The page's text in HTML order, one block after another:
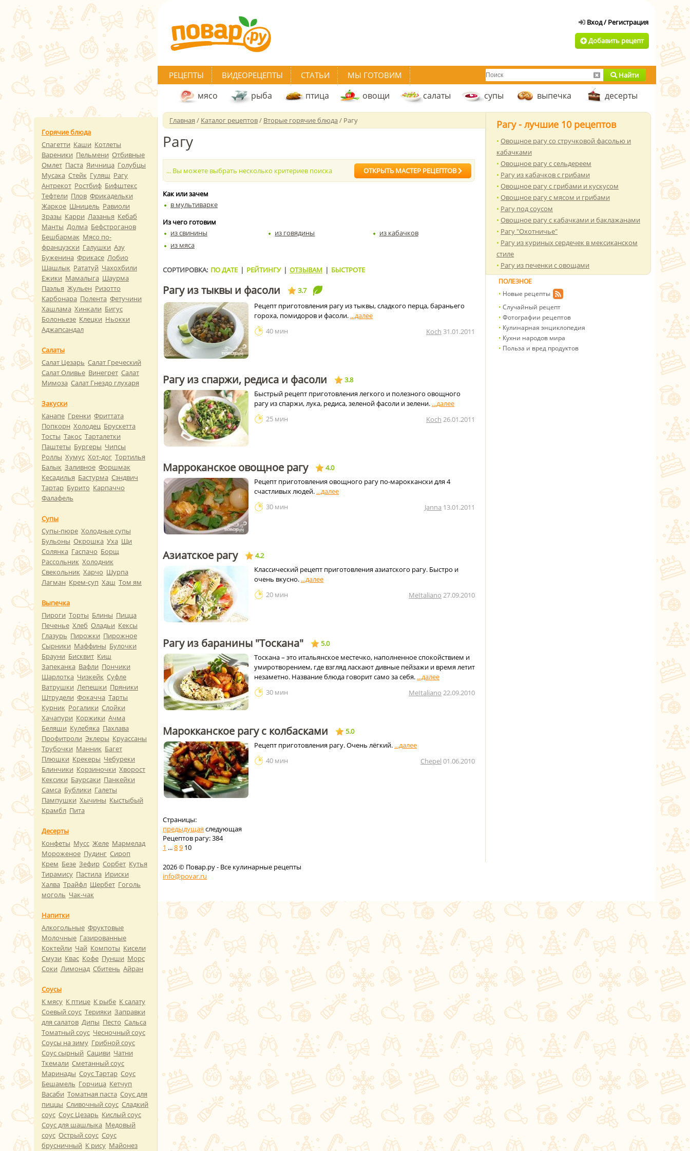
Добавить рецепт
РЕЦЕПТЫ ВИДЕОРЕЦЕПТЫ СТАТЬИ МЫ ГОТОВИМ Найти
мясо рыба птица овощи салаты супы выпечка десерты
Главная / Каталог рецептов/ Вторые горячие блюда/ Рагу
Рагу
... Вы можете выбрать несколько критериев поиска ОТКРЫТЬ МАСТЕР РЕЦЕПТОВ
Как или зачем
в мультиварке
Из чего готовим
из свинины
из говядины
из кабачков
из мяса
СОРТИРОВКА: ПО ДАТЕ | РЕЙТИНГУ | ОТЗЫВАМ | БЫСТРОТЕ
Рагу из тыквы и фасоли
3.7
Рецепт приготовления рагу из тыквы, сладкого перца, бараньего
гороха, помидоров и фасоли.
40 мин
Koch 31.01.2011
Рагу из спаржи, редиса и фасоли
3.8
Быстрый рецепт приготовления легкого и полезного овощного
рагу из спаржи, лука, редиса, зеленой фасоли и зелени.
25 мин
Koch 26.01.2011
Марроканское овощное рагу
4.0
Рецепт приготовления овощного рагу по-мароккански для 4
счастливых людей.
30 мин
Janna 13.01.2011
Азиатское рагу
4.2
Классический рецепт приготовления азиатского рагу. Быстро и
очень вкусно.
20 мин
MeItaliano 27.09.2010
Рагу из баранины "Тоскана"
5.0
Тоскана – это итальянское местечко, наполненное спокойствием и
умиротворением, где взгляд ласкают дивные пейзажи и время летит
незаметно. Название блюда говорит само за себя.
30 мин
MeItaliano 22.09.2010
Марокканское рагу с колбасками
5.0
Рецепт приготовления рагу. Очень лёгкий.
40 мин
Chepel 01.06.2010
Страницы:
предыдущаяследующая
Рецептов рагу: 384
1 ...89 10
Рагу - лучшие 10 рецептов
Овощное рагу со стручковой фасолью и
кабачками
Овощное рагу с сельдереем
Рагу из кабачков с грибами
Овощное рагу с грибами и кускусом
Овощное рагу с мясом и грибами
Рагу под соусом
Овощное рагу с кабачками и баклажанами
Рагу "Охотничье"
Рагу из куриных сердечек в мексиканском
стиле
Рагу из печенки с овощами
ПОЛЕЗНОЕ
Новые рецепты
Случайный рецепт
Фотографии рецептов
Кулинарная энциклопедия
Кухни народов мира
Польза и вред продуктов
2026© Повар.ру - Все кулинарные рецепты
info@povar.ru
Горячие блюда
Спагетти Каши Котлеты
Вареники Пельмени Отбивные
Омлет Паста Яичница Голубцы
Мусака Стейк Гуляш Рагу
Антрекот Ростбиф Бифштекс
Тефтели Плов Фрикадельки
Жаркое Шницель Равиоли
Зразы Карри Лазанья Кебаб
Манты Долма Бефстроганов
Бешбармак Мясо по-
французски Галушки Азу
Буженина Фрикасе Лобио
Шашлык Рататуй Чахохбили
Ежики Мамалыга Шаурма
Паэлья Жульен Ризотто
Карбонара Полента Фетучини
Хашлама Хинкали Бигус
Болоньезе Клецки Ньокки
Аджапсандал
Салаты
Салат Цезарь Салат Греческий
Салат Оливье Винегрет Салат
Мимоза Салат Гнездо глухаря
Закуски
Канапе Гренки Фриттата
Попкорн Холодец Брускетта
Тосты Такос Тарталетки
Паштеты Бургеры Чипсы
Роллы Хумус Хот-дог Тортилья
Балык Заливное Форшмак
Кесадилья Бастурма Сэндвич
Тартар Бурито Карпаччо
Фалафель
Супы
Супы-пюре Холодные супы
Бульоны Окрошка Уха Щи
Солянка Гаспачо Борщ
Рассольник Холодник
Свекольник Харчо Шурпа
Лагман Крем-суп Хаш Том ям
Выпечка
Пироги Торты Блины Пицца
Печенье Хлеб Оладьи Кексы
Глазурь Пирожки Пирожное
Сырники Маффины Булочки
Брауни Бисквит Киш
Запеканка Вафли Пончики
Шарлотка Чизкейк Суфле
Ватрушки Лепешки Пряники
Штрудели Фокачча Тарты
Курник Рогалики Слойки
Хачапури Коржики Ачма
Беляши Кулебяка Пахлава
Профитроли Эклеры Круассаны
Трубочки Манник Багет
Плюшки Крекеры Чебуреки
Блинчики Корзиночки Хворост
Кексики Баурсаки Панкейки
Самса Бублики Галеты
Пампушки Хычины Кыстыбый
Крамбл Пита
Десерты
Конфеты Мусс Желе Мармелад
Мороженое Пудинг Сироп
Крем Безе Зефир Сорбет Кутья
Тирамису Пастила Ириски
Халва Трайфл Щербет Гоголь
моголь Чак-чак
Напитки
Алкогольные Фруктовые
Молочные Газированные
Коктейли Чай Компоты Кисели
Смузи Квас Кофе Пунши Морс
Соки Лимонад Сбитень Айран
Соусы
К мясу К птице К рыбе К салату
Соевый соус Терияки Заправки
для салатов Дипы Песто Сальса
Томатный соус Чесночный соус
Соусы на зиму Грибной соус
Соус сырный Сациви Чатни
Ткемали Сметанный соус
Маринады Соус Тартар Соус
Бешамель Горчица Кетчуп
Васаби Томатная паста Соус для
пиццы Сливочный соус Сладкий
соус Соус Цезарь Кислый соус
Соус для шашлыка Медовый
соус Острый соус Соус
брусничный К рису Майонез